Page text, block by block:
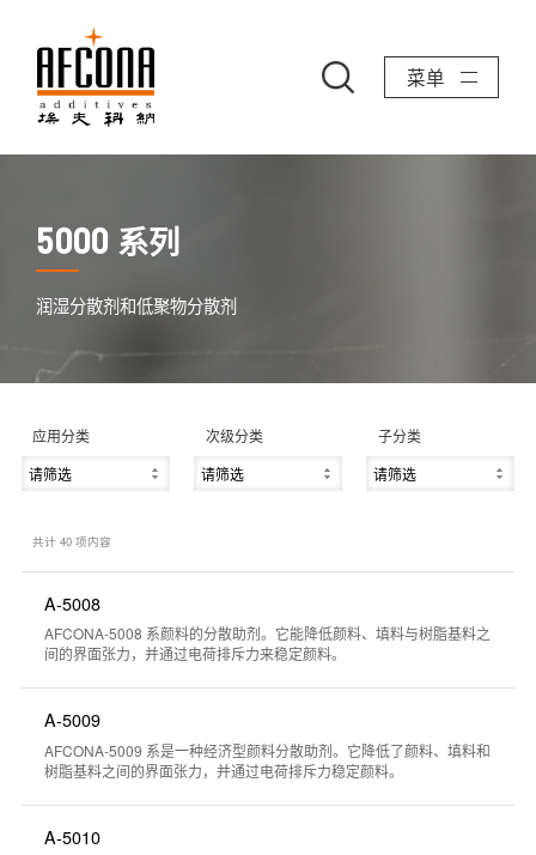
菜单
5000 系列
润湿分散剂和低聚物分散剂
应用分类 次级分类 子分类
共计40 项内容
A-5008
AFCONA-5008 系颜料的分散助剂。它能降低颜料、填料与树脂基料之
间的界面张力，并通过电荷排斥力来稳定颜料。
A-5009
AFCONA-5009 系是一种经济型颜料分散助剂。它降低了颜料、填料和
树脂基料之间的界面张力，并通过电荷排斥力稳定颜料。
A-5010